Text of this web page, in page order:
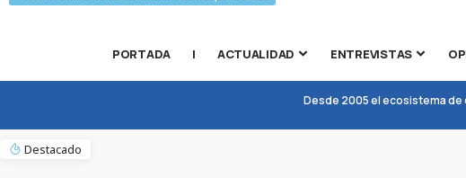
PORTADA | ACTUALIDAD ENTREVISTAS
Desde 2005 el ecosistema de
Destacado